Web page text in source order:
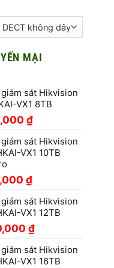
MẠI
sát Hikvision
VX1 8TB
₫
sát Hikvision
VX1 10TB
₫
sát Hikvision
VX1 12TB
₫
sát Hikvision
VX1 16TB